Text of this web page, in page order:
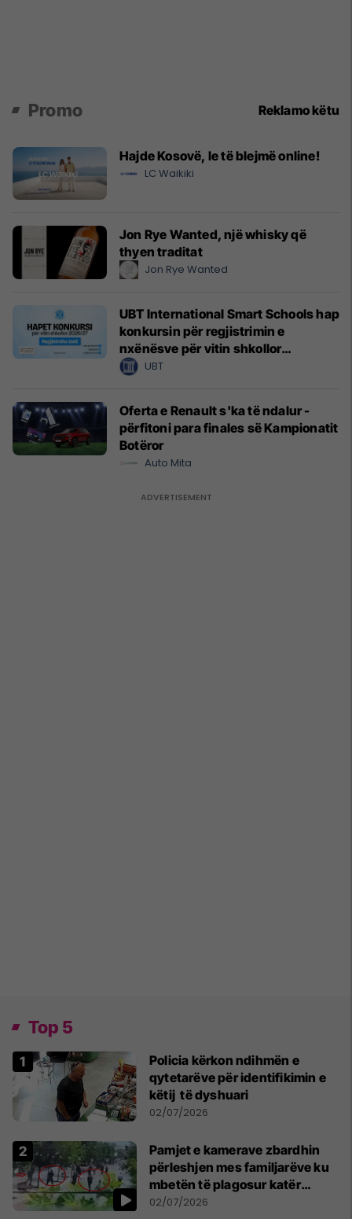
Promo Reklamo këtu
Hajde Kosovë, le të blejmë online!
LC Waikiki
Jon Rye Wanted, një whisky që
thyen traditat
Jon Rye Wanted
UBT International Smart Schools hap
konkursin për regjistrimin e
nxënësve për vitin shkollor
2026/2027
UBT
Oferta e Renault s'ka të ndalur -
përfitoni para finales së Kampionatit
Botëror
Auto Mita
Top 5
Policia kërkon ndihmën e
qytetarëve për identifikimin e
këtij të dyshuari
02/07/2026
Pamjet e kamerave zbardhin
përleshjen mes familjarëve ku
mbetën të plagosur katër
persona
02/07/2026